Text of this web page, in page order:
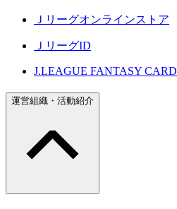
Ｊリーグオンラインストア
ＪリーグID
J.LEAGUE FANTASY CARD
運営組織・活動紹介